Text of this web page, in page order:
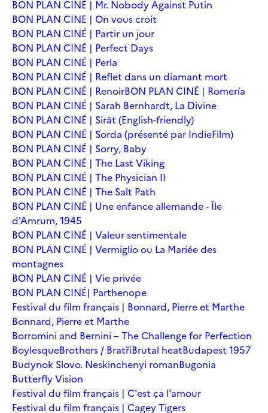
BON PLAN CINÉ | Mr. Nobody Against Putin
BON PLAN CINE | On vous croit
BON PLAN CINÉ | Partir un jour
BON PLAN CINÉ | Perfect Days
BON PLAN CINÉ | Perla
BON PLAN CINÉ | Reflet dans un diamant mort
BON PLAN CINÉ | RenoirBON PLAN CINÉ | Romería
BON PLAN CINÉ | Sarah Bernhardt, La Divine
BON PLAN CINÉ | Sirāt (English-friendly)
BON PLAN CINÉ | Sorda (présenté par IndieFilm)
BON PLAN CINÉ | Sorry, Baby
BON PLAN CINÉ | The Last Viking
BON PLAN CINÉ | The Physician II
BON PLAN CINÉ | The Salt Path
BON PLAN CINÉ | Une enfance allemande - Île
d'Amrum, 1945
BON PLAN CINÉ | Valeur sentimentale
BON PLAN CINÉ | Vermiglio ou La Mariée des
montagnes
BON PLAN CINÉ | Vie privée
BON PLAN CINÉ| Parthenope
Festival du film français | Bonnard, Pierre et Marthe
Bonnard, Pierre et Marthe
Borromini and Bernini – The Challenge for Perfection
BoylesqueBrothers / BratřiBrutal heatBudapest 1957
Budynok Slovo. Neskinchenyi romanBugonia
Butterfly Vision
Festival du film français | C'est ça l'amour
Festival du film français | Cagey Tigers